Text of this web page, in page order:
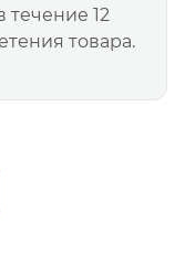
12
товара.